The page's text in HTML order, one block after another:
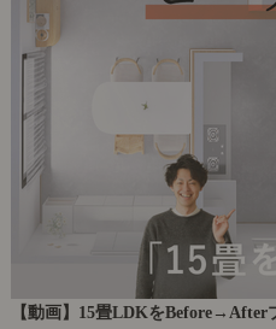
【動画】15畳LDKをBefore→After